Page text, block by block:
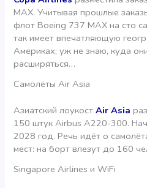
MAX. Учитывая прошлые
флот Boeing 737 MAX на сто
так имеет впечатляющую
Америках; уж не знаю, куда
расширяться…
Самолёты Air Asia
Азиатский лоукостAir Asia
150 штук Airbus A220-300.
2028 год. Речь идёт о
мест: на борт влезут до 160
Singapore Airlines и WiFi